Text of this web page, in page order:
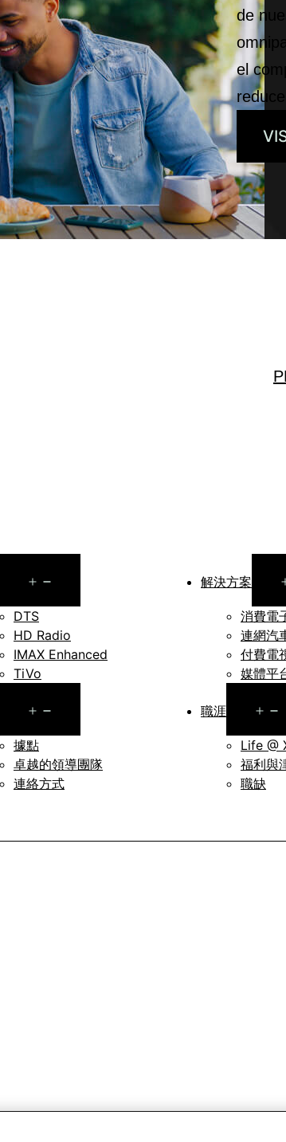
de
el
menu
DTS
HD Radio
IMAX Enhanced
TiVo
menu
據點
卓越的領導團隊
連絡方式
解決方案
消費電
連網汽
付費電
媒體平
職涯
Life @
福利與
職缺